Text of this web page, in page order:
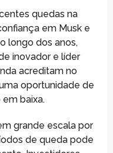
quedas na
em Musk e
longo dos anos,
inovador e líder
acreditam no
oportunidade de
baixa.
grande escala por
de queda pode